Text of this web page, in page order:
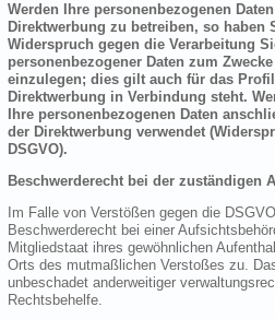
Werden Ihre personenbezogenen
Direktwerbung zu betreiben, so haben
Widerspruch gegen die Verarbeitung
personenbezogener Daten zum
einzulegen; dies gilt auch für das
Direktwerbung in Verbindung steht.
Ihre personenbezogenen Daten
der Direktwerbung verwendet
DSGVO).
Beschwerderecht bei der zuständigen
Im Falle von Verstößen gegen die
Beschwerderecht bei einer
Mitgliedstaat ihres gewöhnlichen
Orts des mutmaßlichen Verstoßes zu.
unbeschadet anderweitiger
Rechtsbehelfe.